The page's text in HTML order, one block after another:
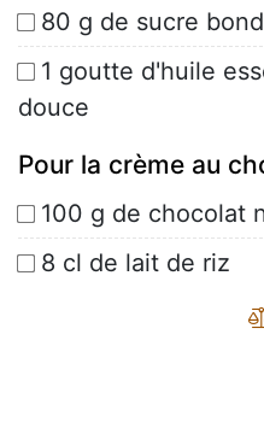
80 g de sucre
1 goutte d'huile
douce
Pour la crème au
100 g de chocolat
8 cl de lait de riz